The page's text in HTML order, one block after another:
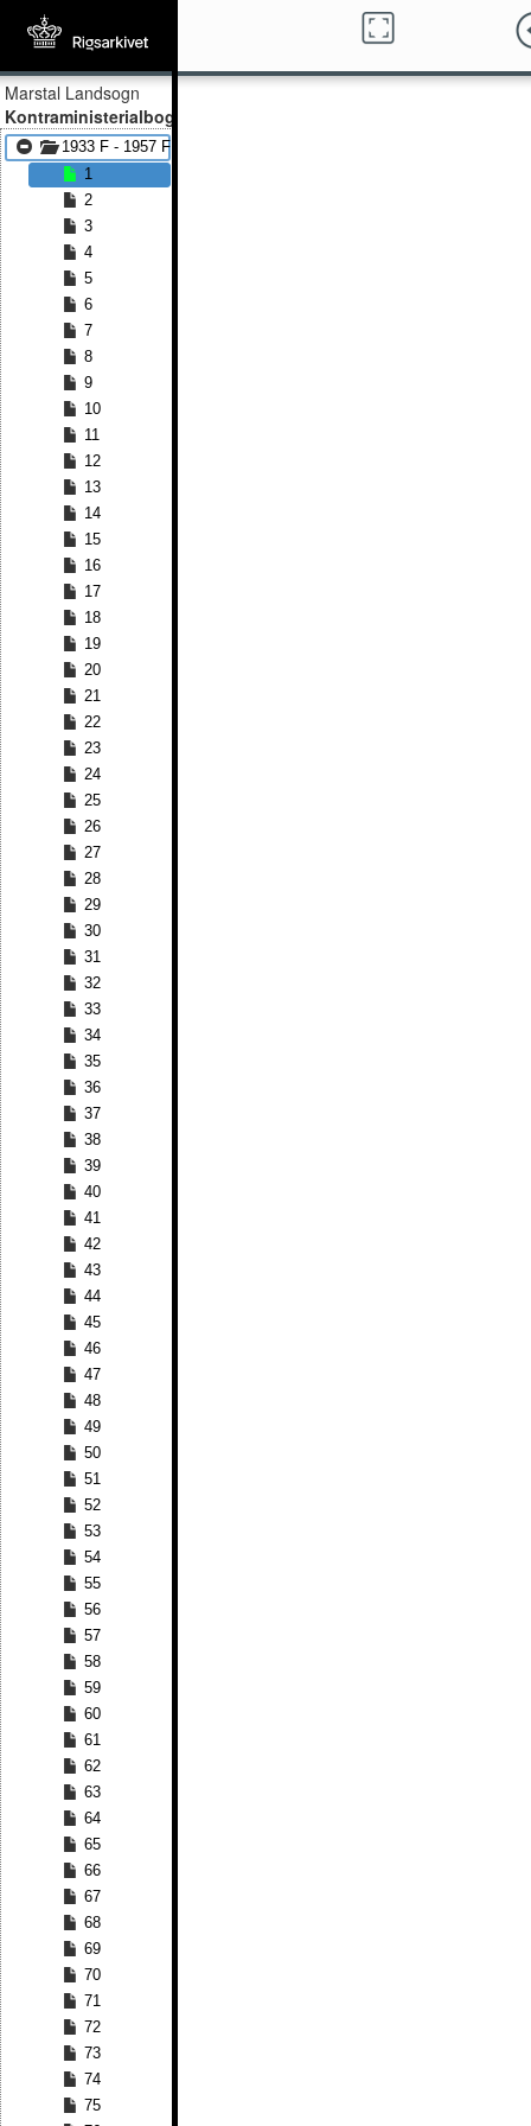
Marstal Landsogn
Kontraministerialbog
1933 F - 1957 F
1
2
3
4
5
6
7
8
9
10
11
12
13
14
15
16
17
18
19
20
21
22
23
24
25
26
27
28
29
30
31
32
33
34
35
36
37
38
39
40
41
42
43
44
45
46
47
48
49
50
51
52
53
54
55
56
57
58
59
60
61
62
63
64
65
66
67
68
69
70
71
72
73
74
75